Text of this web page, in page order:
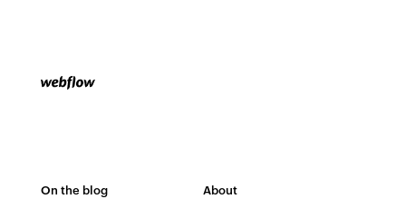
On the blog About